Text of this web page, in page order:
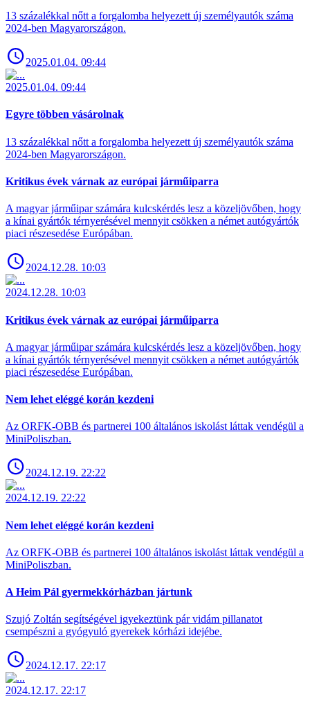
13 százalékkal nőtt a forgalomba helyezett új személyautók száma
2024-ben Magyarországon.
2025.01.04. 09:44
2025.01.04. 09:44
Egyre többen vásárolnak
13 százalékkal nőtt a forgalomba helyezett új személyautók száma
2024-ben Magyarországon.
Kritikus évek várnak az európai járműiparra
A magyar járműipar számára kulcskérdés lesz a közeljövőben, hogy
a kínai gyártók térnyerésével mennyit csökken a német autógyártók
piaci részesedése Európában.
2024.12.28. 10:03
2024.12.28. 10:03
Kritikus évek várnak az európai járműiparra
A magyar járműipar számára kulcskérdés lesz a közeljövőben, hogy
a kínai gyártók térnyerésével mennyit csökken a német autógyártók
piaci részesedése Európában.
Nem lehet eléggé korán kezdeni
Az ORFK-OBB és partnerei 100 általános iskolást láttak vendégül a
MiniPoliszban.
2024.12.19. 22:22
2024.12.19. 22:22
Nem lehet eléggé korán kezdeni
Az ORFK-OBB és partnerei 100 általános iskolást láttak vendégül a
MiniPoliszban.
A Heim Pál gyermekkórházban jártunk
Szujó Zoltán segítségével igyekeztünk pár vidám pillanatot
csempészni a gyógyuló gyerekek kórházi idejébe.
2024.12.17. 22:17
2024.12.17. 22:17